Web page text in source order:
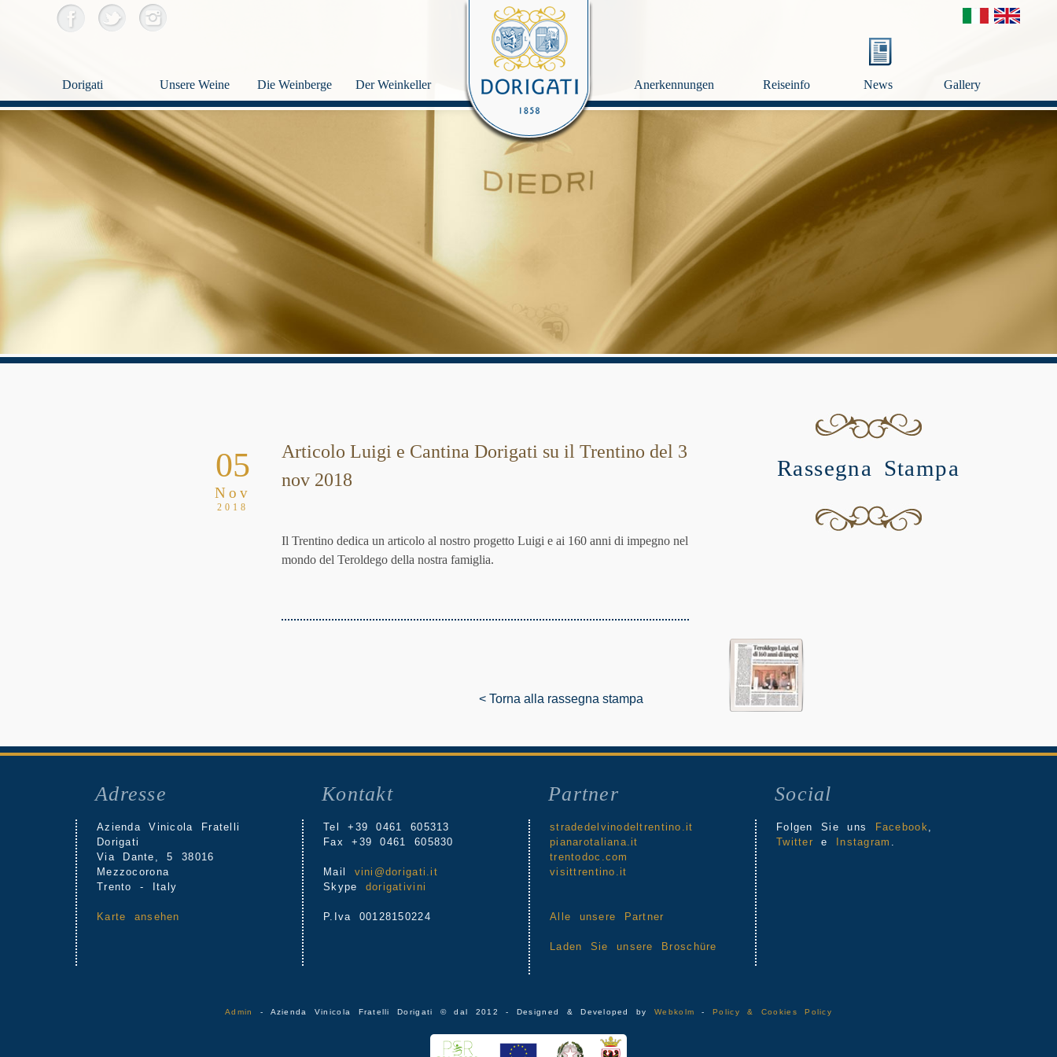
Dorigati Unsere Weine Die Weinberge Der Weinkeller Anerkennungen Reiseinfo News Gallery
Rassegna Stampa
05
Nov
2018
Articolo Luigi e Cantina Dorigati su il Trentino del 3
nov 2018
Il Trentino dedica un articolo al nostro progetto Luigi e ai 160 anni di impegno nel
mondo del Teroldego della nostra famiglia.
< Torna alla rassegna stampa
Adresse
Azienda Vinicola Fratelli
Dorigati
Via Dante, 5 38016
Mezzocorona
Trento - Italy
Karte ansehen
Kontakt
Tel +39 0461 605313
Fax +39 0461 605830
Mail vini@dorigati.it
Skype dorigativini
P.Iva 00128150224
Partner
stradedelvinodeltrentino.it
pianarotaliana.it
trentodoc.com
visittrentino.it
Alle unsere Partner
Laden Sie unsere Broschüre
Social
Folgen Sie uns Facebook,
Twitter e Instagram .
Admin - Azienda Vinicola Fratelli Dorigati © dal 2012 - Designed & Developed byWebkolm -Policy & Cookies Policy